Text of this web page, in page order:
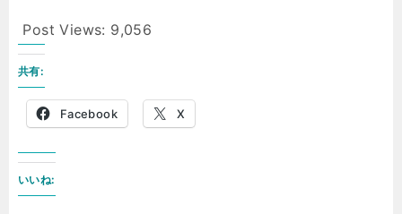
Post Views: 9,056
共有:
Facebook X
いいね: